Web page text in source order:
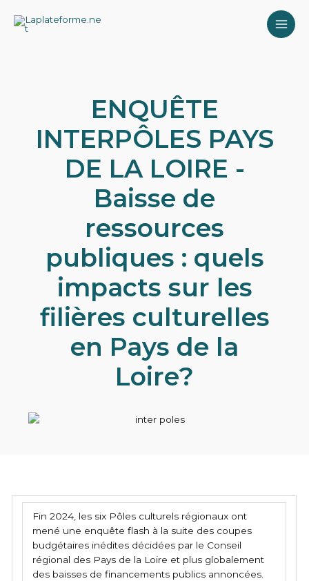
contenu
ENQUÊTE
INTERPÔLES PAYS
DE LA LOIRE -
Baisse de
ressources
publiques : quels
impacts sur les
filières culturelles
en Pays de la
Loire?
Fin 2024, les six Pôles culturels régionaux ont
mené une enquête flash à la suite des coupes
budgétaires inédites décidées par le Conseil
régional des Pays de la Loire et plus globalement
des baisses de financements publics annoncées.